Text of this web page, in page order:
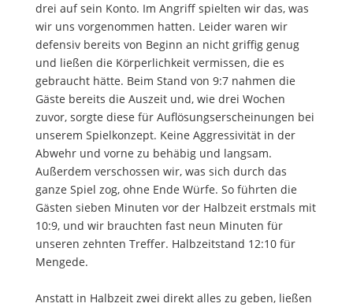
drei auf sein Konto. Im Angriff spielten wir das, was
wir uns vorgenommen hatten. Leider waren wir
defensiv bereits von Beginn an nicht griffig genug
und ließen die Körperlichkeit vermissen, die es
gebraucht hätte. Beim Stand von 9:7 nahmen die
Gäste bereits die Auszeit und, wie drei Wochen
zuvor, sorgte diese für Auflösungserscheinungen bei
unserem Spielkonzept. Keine Aggressivität in der
Abwehr und vorne zu behäbig und langsam.
Außerdem verschossen wir, was sich durch das
ganze Spiel zog, ohne Ende Würfe. So führten die
Gästen sieben Minuten vor der Halbzeit erstmals mit
10:9, und wir brauchten fast neun Minuten für
unseren zehnten Treffer. Halbzeitstand 12:10 für
Mengede.
Anstatt in Halbzeit zwei direkt alles zu geben, ließen